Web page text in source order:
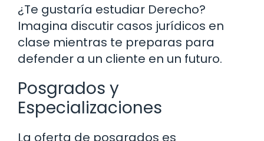
¿Te gustaría estudiar Derecho?
Imagina discutir casos jurídicos en
clase mientras te preparas para
defender a un cliente en un futuro.
Posgrados y
Especializaciones
La oferta de posgrados es